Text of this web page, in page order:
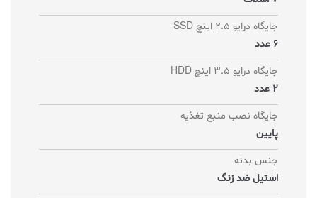
جایگاه درایو 2.5 اینچ SSD
6 عدد
جایگاه درایو 3.5 اینچ HDD
2 عدد
جایگاه نصب منبع تغذیه
پایین
جنس بدنه
استیل ضد زنگ